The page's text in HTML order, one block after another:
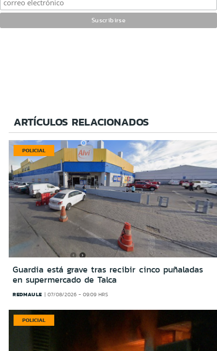
ARTÍCULOS RELACIONADOS
POLICIAL
Guardia está grave tras recibir cinco puñaladas
en supermercado de Talca
REDMAULE 07/08/2026 - 09:09 HRS
POLICIAL